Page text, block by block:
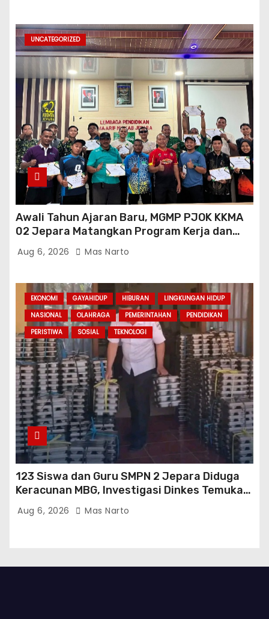
UNCATEGORIZED
Awali Tahun Ajaran Baru, MGMP PJOK KKMA
02 Jepara Matangkan Program Kerja dan
Asesmen Gasal
Aug 6, 2026 Mas Narto
EKONOMI GAYAHIDUP HIBURAN
LINGKUNGAN HIDUP
NASIONAL
OLAHRAGA PEMERINTAHAN
PENDIDIKAN
PERISTIWA
SOSIAL TEKNOLOGI
123 Siswa dan Guru SMPN 2 Jepara Diduga
Keracunan MBG, Investigasi Dinkes Temukan
Sejumlah Pelanggaran di Dapur SPPG
Aug 6, 2026 Mas Narto